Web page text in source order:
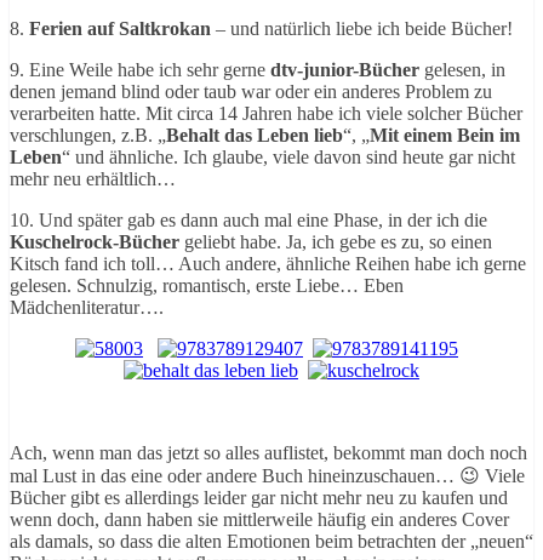
8. Ferien auf Saltkrokan – und natürlich liebe ich beide Bücher!
9. Eine Weile habe ich sehr gerne dtv-junior-Bücher gelesen, in
denen jemand blind oder taub war oder ein anderes Problem zu
verarbeiten hatte. Mit circa 14 Jahren habe ich viele solcher Bücher
verschlungen, z.B. „Behalt das Leben lieb“, „Mit einem Bein im
Leben“ und ähnliche. Ich glaube, viele davon sind heute gar nicht
mehr neu erhältlich…
10. Und später gab es dann auch mal eine Phase, in der ich die
Kuschelrock-Bücher geliebt habe. Ja, ich gebe es zu, so einen
Kitsch fand ich toll… Auch andere, ähnliche Reihen habe ich gerne
gelesen. Schnulzig, romantisch, erste Liebe… Eben
Mädchenliteratur….
Ach, wenn man das jetzt so alles auflistet, bekommt man doch noch
mal Lust in das eine oder andere Buch hineinzuschauen… 😉 Viele
Bücher gibt es allerdings leider gar nicht mehr neu zu kaufen und
wenn doch, dann haben sie mittlerweile häufig ein anderes Cover
als damals, so dass die alten Emotionen beim betrachten der „neuen“